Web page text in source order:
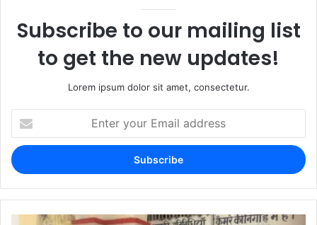
Subscribe to our mailing list
to get the new updates!
Lorem ipsum dolor sit amet, consectetur.